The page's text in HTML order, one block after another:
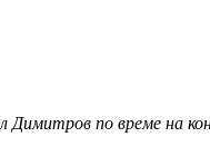
по време на